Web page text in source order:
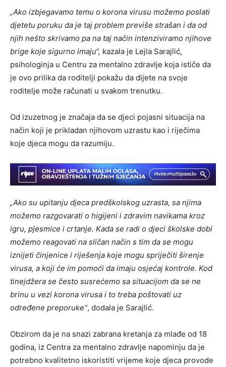
„Ako izbjegavamo temu o korona virusu možemo poslati
djetetu poruku da je taj problem previše strašan i da od
njih nešto skrivamo pa na taj način intenziviramo njihove
brige koje sigurno imaju“, kazala je Lejla Sarajlić,
psihologinja u Centru za mentalno zdravlje koja ističe da
je ovo prilika da roditelji pokažu da dijete na svoje
roditelje može računati u svakom trenutku.
Od izuzetnog je značaja da se djeci pojasni situacija na
način koji je prikladan njihovom uzrastu kao i riječima
koje djeca mogu da razumiju.
„Ako su upitanju djeca predškolskog uzrasta, sa njima
možemo razgovarati o higijeni i zdravim navikama kroz
igru, pjesmice i crtanje. Kada se radi o djeci školske dobi
možemo reagovati na sličan način s tim da se mogu
iznijeti činjenice i riješenja koje mogu spriječiti širenje
virusa, a koji će im pomoći da imaju osjećaj kontrole. Kod
tinejdžera se često susrećemo sa situacijom da se ne
brinu u vezi korona virusa i to treba poštovati uz
određene preporuke“, dodala je Sarajlić.
Obzirom da je na snazi zabrana kretanja za mlađe od 18
godina, iz Centra za mentalno zdravlje napominju da je
potrebno kvalitetno iskoristiti vrijeme koje djeca provode